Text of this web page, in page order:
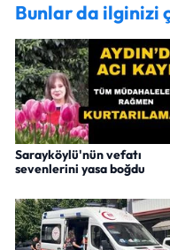
Bunlar da ilginizi
Sarayköylü'nün vefatı
sevenlerini yasa boğdu